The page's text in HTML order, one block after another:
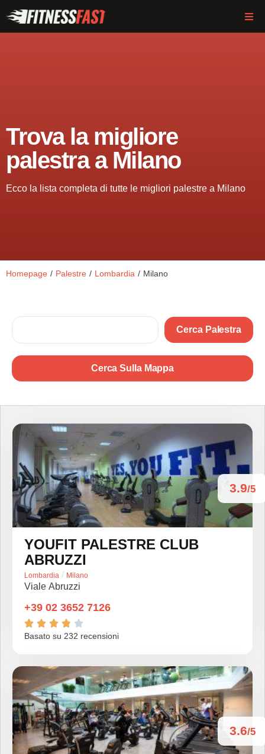
Trova la migliore
palestra a Milano
Ecco la lista completa di tutte le migliori palestre a Milano
Homepage / Palestre / Lombardia / Milano
Cerca Palestra
Cerca Sulla Mappa
3.9/5
YOUFIT PALESTRE CLUB
ABRUZZI
Lombardia / Milano
Viale Abruzzi
+39 02 3652 7126
    
Basato su 232 recensioni
3.6/5